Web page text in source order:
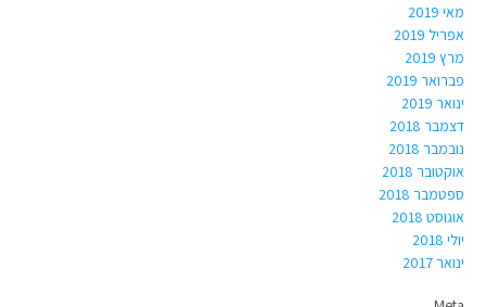
מאי 2019
אפריל 2019
מרץ 2019
פברואר 2019
ינואר 2019
דצמבר 2018
נובמבר 2018
אוקטובר 2018
ספטמבר 2018
אוגוסט 2018
יולי 2018
ינואר 2017